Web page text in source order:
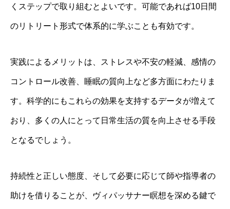
くステップで取り組むとよいです。可能であれば10日間
のリトリート形式で体系的に学ぶことも有効です。
実践によるメリットは、ストレスや不安の軽減、感情の
コントロール改善、睡眠の質向上など多方面にわたりま
す。科学的にもこれらの効果を支持するデータが増えて
おり、多くの人にとって日常生活の質を向上させる手段
となるでしょう。
持続性と正しい態度、そして必要に応じて師や指導者の
助けを借りることが、ヴィパッサナー瞑想を深める鍵で